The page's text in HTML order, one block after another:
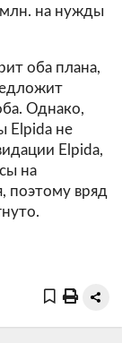
млн. на нужды
оба плана,
Однако,
Elpida не
Elpida,
на
поэтому вряд